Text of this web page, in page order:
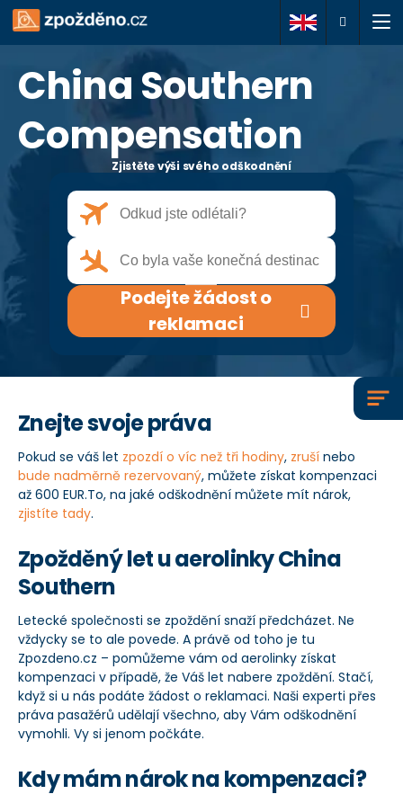
Podejte žádost o
reklamaci
O nás
Vaše práva
Často kladené dotazy
Články
Kontakty
+420 234 261 911
info@zpozdeno.cz
China Southern
Compensation
Zjistěte výši svého odškodnění
Podejte žádost o
reklamaci
Znejte svoje práva
Pokud se váš let zpozdí o víc než tři hodiny, zruší nebo
bude nadměrně rezervovaný, můžete získat kompenzaci
až 600 EUR.To, na jaké odškodnění můžete mít nárok,
zjistíte tady.
Zpožděný let u aerolinky China
Southern
Letecké společnosti se zpoždění snaží předcházet. Ne
vždycky se to ale povede. A právě od toho je tu
Zpozdeno.cz – pomůžeme vám od aerolinky získat
kompenzaci v případě, že Váš let nabere zpoždění. Stačí,
když si u nás podáte žádost o reklamaci. Naši experti přes
práva pasažérů udělají všechno, aby Vám odškodnění
vymohli. Vy si jenom počkáte.
Kdy mám nárok na kompenzaci?